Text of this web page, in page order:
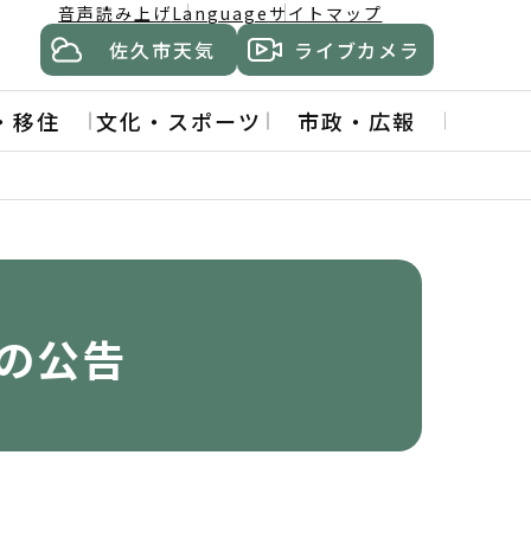
音声読み上げLanguage サイトマップ
佐久市天気 ライブカメラ
移住 文化・スポーツ 市政・広報
公告